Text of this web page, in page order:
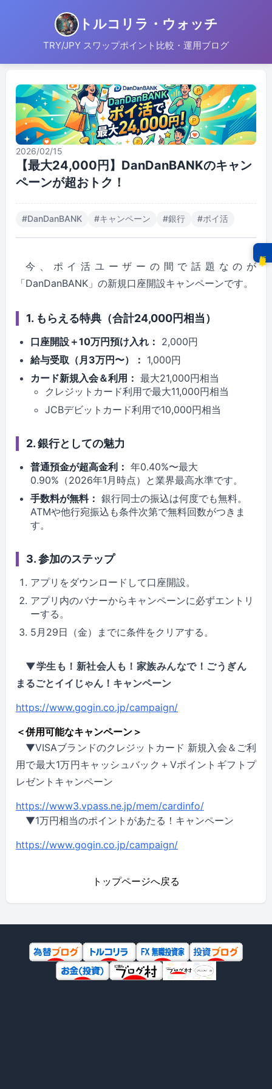
トルコリラ・ウォッチ
TRY/JPY スワップポイント比較・運用ブログ
2026/02/15
【最大24,000円】DanDanBANKのキャン
ペーンが超おトク！
#DanDanBANK #キャンペーン #銀行 #ポイ活
今、ポイ活ユーザーの間で話題なのが
「DanDanBANK」の新規口座開設キャンペーンです。
1. もらえる特典（合計24,000円相当）
口座開設＋10万円預け入れ： 2,000円
給与受取（月3万円〜）： 1,000円
カード新規入会＆利用： 最大21,000円相当
クレジットカード利用で最大11,000円相当
JCBデビットカード利用で10,000円相当
2. 銀行としての魅力
普通預金が超高金利： 年0.40%〜最大
0.90%（2026年1月時点）と業界最高水準です。
手数料が無料： 銀行同士の振込は何度でも無料。
ATMや他行宛振込も条件次第で無料回数がつきま
す。
3. 参加のステップ
アプリをダウンロードして口座開設。
アプリ内のバナーからキャンペーンに必ずエントリ
ーする。
5月29日（金）までに条件をクリアする。
▼学生も！新社会人も！家族みんなで！ごうぎん
まるごとイイじゃん！キャンペーン
https://www.gogin.co.jp/campaign/
＜併用可能なキャンペーン＞
▼VISAブランドのクレジットカード 新規入会＆ご利
用で最大1万円キャッシュバック＋Vポイントギフトプ
レゼントキャンペーン
https://www3.vpass.ne.jp/mem/cardinfo/
▼1万円相当のポイントがあたる！キャンペーン
https://www.gogin.co.jp/campaign/
トップページへ戻る